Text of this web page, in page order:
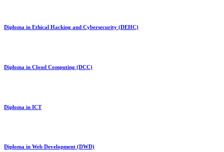
Diploma in Ethical Hacking and Cybersecurity (DEHC)
Diploma in Cloud Computing (DCC)
Diploma in ICT
Diploma in Web Development (DWD)